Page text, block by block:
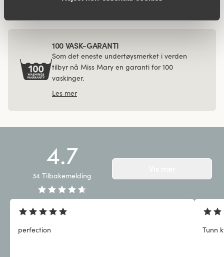
100 VASK-GARANTI
Som det eneste undertøysmerket i verden
tilbyr nå Miss Mary en garanti for 100
vaskinger.
Les mer
4.7
34 Tilbakemelding
perfection Tunn